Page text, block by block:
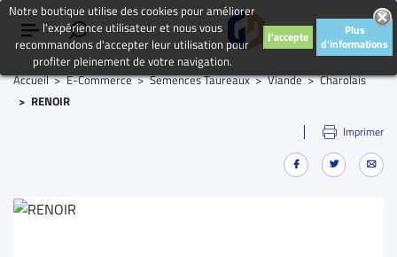
Accueil E-Commerce Semences Taureaux Viande
Charolais
RENOIR
Imprimer
Notre boutique utilise des cookies pour améliorer
l'expérience utilisateur et nous vous
recommandons d'accepter leur utilisation pour
profiter pleinement de votre navigation.
J'accepte
Plus
d'informations